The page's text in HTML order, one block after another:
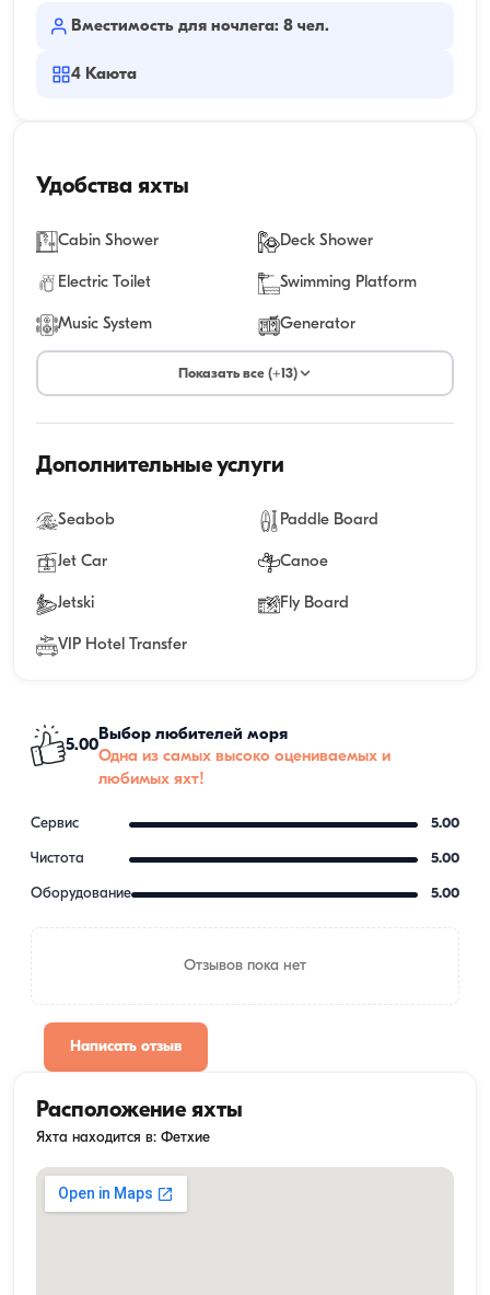
Вместимость для ночлега: 8 чел.
4 Каюта
Удобства яхты
Cabin Shower Deck Shower
Electric Toilet Swimming Platform
Music System Generator
Показать все (+13)
Дополнительные услуги
Seabob Paddle Board
Jet Car Canoe
Jetski Fly Board
VIP Hotel Transfer
5.00
Выбор любителей моря
Одна из самых высоко оцениваемых и
любимых яхт!
Сервис 5.00
Чистота 5.00
Оборудование 5.00
Отзывов пока нет
Написать отзыв
Расположение яхты
Яхта находится в: Фетхие